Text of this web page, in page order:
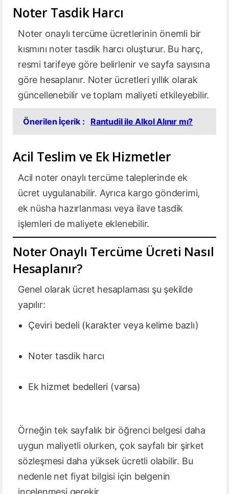
Noter Tasdik Harcı
Noter onaylı tercüme ücretlerinin önemli bir
kısmını noter tasdik harcı oluşturur. Bu harç,
resmi tarifeye göre belirlenir ve sayfa sayısına
göre hesaplanır. Noter ücretleri yıllık olarak
güncellenebilir ve toplam maliyeti etkileyebilir.
Önerilen İçerik : Rantudil ile Alkol Alınır mı?
Acil Teslim ve Ek Hizmetler
Acil noter onaylı tercüme taleplerinde ek
ücret uygulanabilir. Ayrıca kargo gönderimi,
ek nüsha hazırlanması veya ilave tasdik
işlemleri de maliyete eklenebilir.
Noter Onaylı Tercüme Ücreti Nasıl
Hesaplanır?
Genel olarak ücret hesaplaması şu şekilde
yapılır:
Çeviri bedeli (karakter veya kelime bazlı)
Noter tasdik harcı
Ek hizmet bedelleri (varsa)
Örneğin tek sayfalık bir öğrenci belgesi daha
uygun maliyetli olurken, çok sayfalı bir şirket
sözleşmesi daha yüksek ücretli olabilir. Bu
nedenle net fiyat bilgisi için belgenin